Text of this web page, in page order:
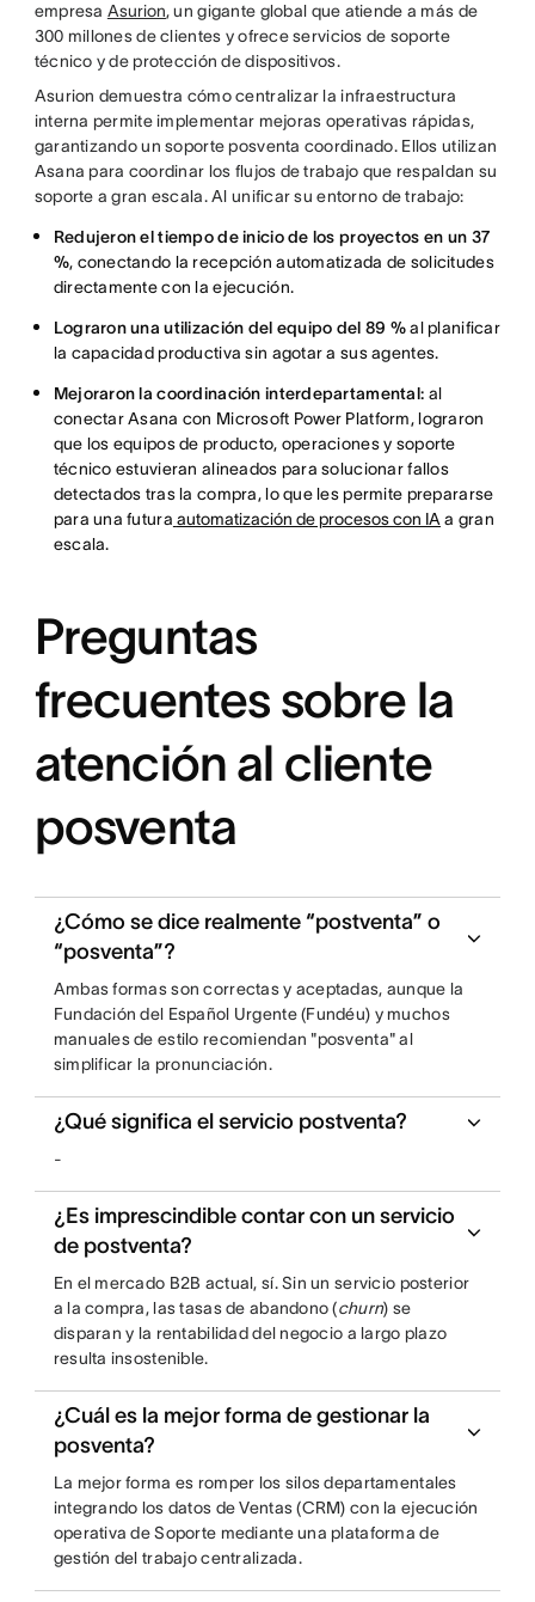
empresa Asurion, un gigante global que atiende a más de
300 millones de clientes y ofrece servicios de soporte
técnico y de protección de dispositivos.
Asurion demuestra cómo centralizar la infraestructura
interna permite implementar mejoras operativas rápidas,
garantizando un soporte posventa coordinado. Ellos utilizan
Asana para coordinar los flujos de trabajo que respaldan su
soporte a gran escala. Al unificar su entorno de trabajo:
Redujeron el tiempo de inicio de los proyectos en un 37
%, conectando la recepción automatizada de solicitudes
directamente con la ejecución.
Lograron una utilización del equipo del 89 %al planificar
la capacidad productiva sin agotar a sus agentes.
Mejoraron la coordinación interdepartamental: al
conectar Asana con Microsoft Power Platform, lograron
que los equipos de producto, operaciones y soporte
técnico estuvieran alineados para solucionar fallos
detectados tras la compra, lo que les permite prepararse
para una futura automatización de procesos con IAa gran
escala.
Preguntas
frecuentes sobre la
atención al cliente
posventa
¿Cómo se dice realmente “postventa” o
“posventa”?
Ambas formas son correctas y aceptadas, aunque la
Fundación del Español Urgente (Fundéu) y muchos
manuales de estilo recomiendan "posventa" al
simplificar la pronunciación.
¿Qué significa el servicio postventa?
-
¿Es imprescindible contar con un servicio
de postventa?
En el mercado B2B actual, sí. Sin un servicio posterior
a la compra, las tasas de abandono (churn) se
disparan y la rentabilidad del negocio a largo plazo
resulta insostenible.
¿Cuál es la mejor forma de gestionar la
posventa?
La mejor forma es romper los silos departamentales
integrando los datos de Ventas (CRM) con la ejecución
operativa de Soporte mediante una plataforma de
gestión del trabajo centralizada.